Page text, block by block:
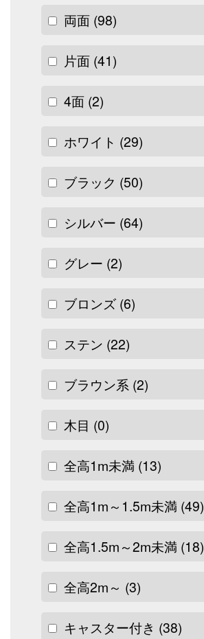
両面 (98)
片面 (41)
4面 (2)
ホワイト (29)
ブラック (50)
シルバー (64)
グレー (2)
ブロンズ (6)
ステン (22)
ブラウン系 (2)
木目 (0)
全高1m未満 (13)
全高1m～1.5m未満 (49)
全高1.5m～2m未満 (18)
全高2m～ (3)
キャスター付き (38)